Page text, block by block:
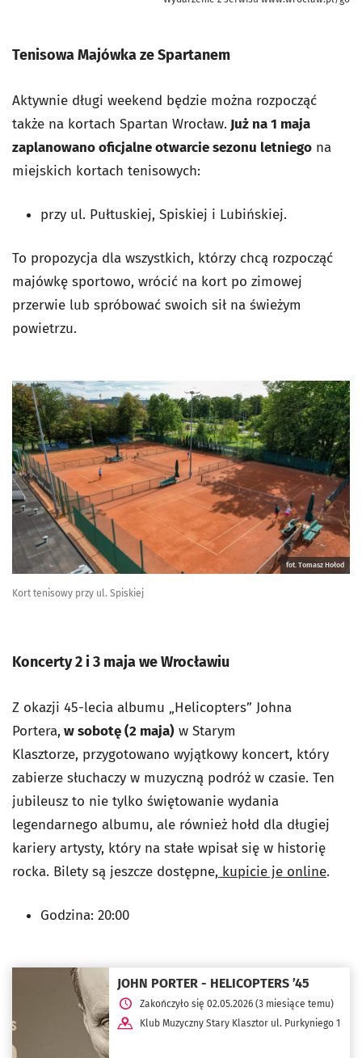
Tenisowa Majówka ze Spartanem
Aktywnie długi weekend będzie można rozpocząć
także na kortach Spartan Wrocław. Już na 1 maja
zaplanowano oficjalne otwarcie sezonu letniego na
miejskich kortach tenisowych:
przy ul. Pułtuskiej, Spiskiej i Lubińskiej.
To propozycja dla wszystkich, którzy chcą rozpocząć
majówkę sportowo, wrócić na kort po zimowej
przerwie lub spróbować swoich sił na świeżym
powietrzu.
fot. Tomasz Hołod
Kort tenisowy przy ul. Spiskiej
Koncerty 2 i 3 maja we Wrocławiu
Z okazji 45-lecia albumu „Helicopters” Johna
Portera,w sobotę (2 maja) w Starym
Klasztorze, przygotowano wyjątkowy koncert, który
zabierze słuchaczy w muzyczną podróż w czasie. Ten
jubileusz to nie tylko świętowanie wydania
legendarnego albumu, ale również hołd dla długiej
kariery artysty, który na stałe wpisał się w historię
rocka. Bilety są jeszcze dostępne, kupicie je online.
Godzina: 20:00
JOHN PORTER - HELICOPTERS ’45
Zakończyło się 02.05.2026 (3 miesiące temu)
Klub Muzyczny Stary Klasztor ul. Purkyniego 1